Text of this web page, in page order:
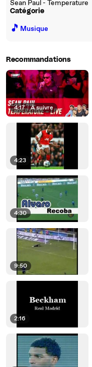
Sean Paul - Temperature
Catégorie
🎵 Musique
Recommandations
4:17 | À suivre
4:23
4:30
9:50
2:16